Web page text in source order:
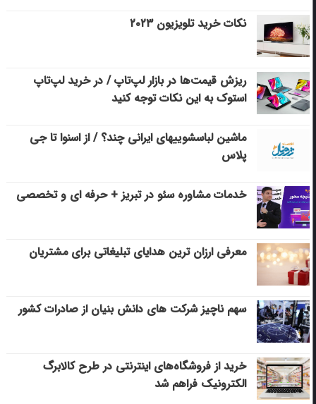
نکات خرید تلویزیون ۲۰۲۳
ریزش قیمت‌ها در بازار لپ‌تاپ / در خرید لپ‌تاپ
استوک به این نکات توجه کنید
ماشین لباسشویی‎های ایرانی چند؟ / از اسنوا تا جی
پلاس
خدمات مشاوره سئو در تبریز + حرفه ای و تخصصی
معرفی ارزان ترین هدایای تبلیغاتی برای مشتریان
سهم ناچیز شرکت های دانش بنیان از صادرات کشور
خرید از فروشگاه‌های اینترنتی در طرح کالابرگ
الکترونیک فراهم شد